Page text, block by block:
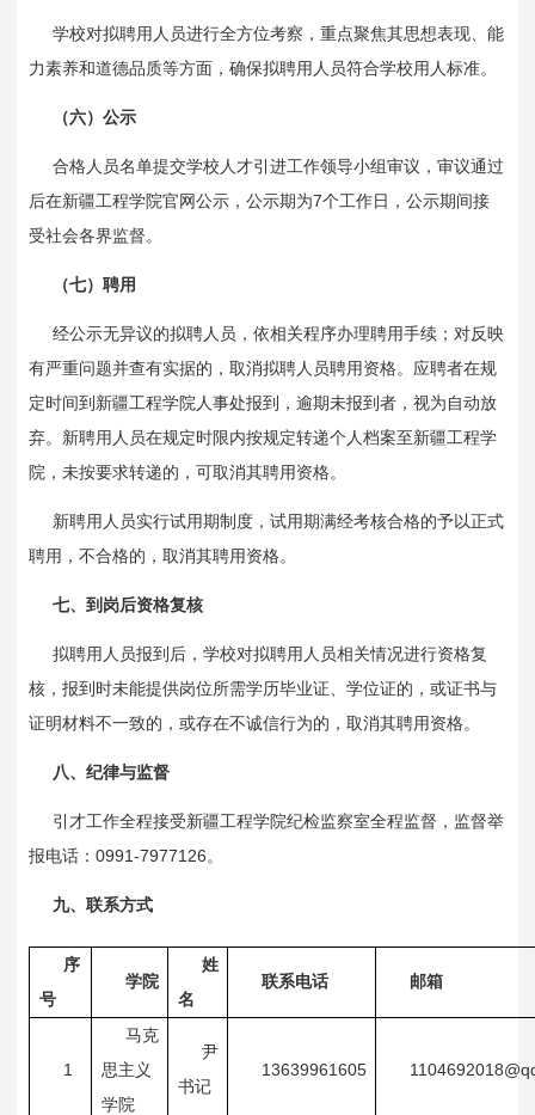
学校对拟聘用人员进行全方位考察，重点聚焦其思想表现、能
力素养和道德品质等方面，确保拟聘用人员符合学校用人标准。
（六）公示
合格人员名单提交学校人才引进工作领导小组审议，审议通过
后在新疆工程学院官网公示，公示期为7个工作日，公示期间接
受社会各界监督。
（七）聘用
经公示无异议的拟聘人员，依相关程序办理聘用手续；对反映
有严重问题并查有实据的，取消拟聘人员聘用资格。应聘者在规
定时间到新疆工程学院人事处报到，逾期未报到者，视为自动放
弃。新聘用人员在规定时限内按规定转递个人档案至新疆工程学
院，未按要求转递的，可取消其聘用资格。
新聘用人员实行试用期制度，试用期满经考核合格的予以正式
聘用，不合格的，取消其聘用资格。
七、到岗后资格复核
拟聘用人员报到后，学校对拟聘用人员相关情况进行资格复
核，报到时未能提供岗位所需学历毕业证、学位证的，或证书与
证明材料不一致的，或存在不诚信行为的，取消其聘用资格。
八、纪律与监督
引才工作全程接受新疆工程学院纪检监察室全程监督，监督举
报电话：0991-7977126 。
九、联系方式
序
号
学院
姓
名
联系电话 邮箱
1
马克
思主义
学院
尹
书记
13639961605